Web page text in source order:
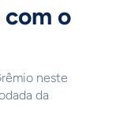
o
neste
da